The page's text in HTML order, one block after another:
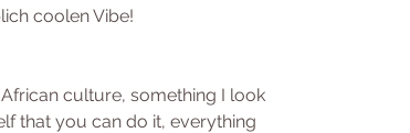
coolen Vibe!
culture, something I look
that you can do it, everything